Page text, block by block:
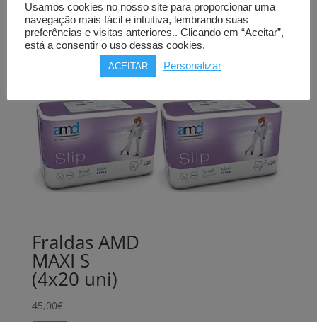
Fraldas AMD
MAXI S
(4x20 uni)
45,00€
Usamos cookies no nosso site para proporcionar uma
navegação mais fácil e intuitiva, lembrando suas
preferências e visitas anteriores.. Clicando em “Aceitar”,
está a consentir o uso dessas cookies.
ACEITAR Personalizar